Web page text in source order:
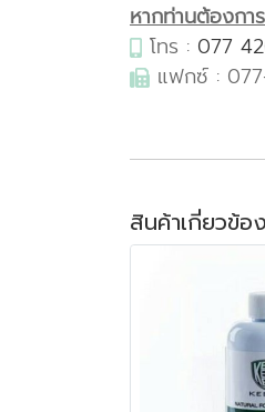
หากท่านต้องกา
โทร : 077
แฟกซ์ :
สินค้าเกี่ยวข้อง